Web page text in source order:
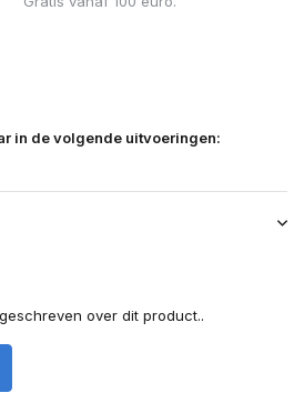
in de volgende uitvoeringen:
over dit product..